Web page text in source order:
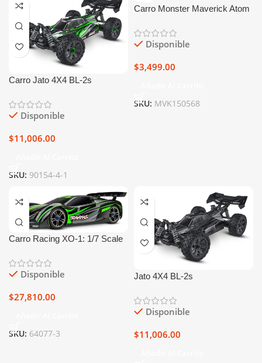
Carro Jato 4X4 BL-2s
Disponible
$11,006.00
SKU: 90154-4-1
Carro Monster Maverick Atom
Disponible
$3,499.00
SKU: MVK150568
Carro Racing XO-1: 1/7 Scale
Disponible
$27,810.00
SKU: 64077-3
Jato 4X4 BL-2s
Disponible
$11,006.00